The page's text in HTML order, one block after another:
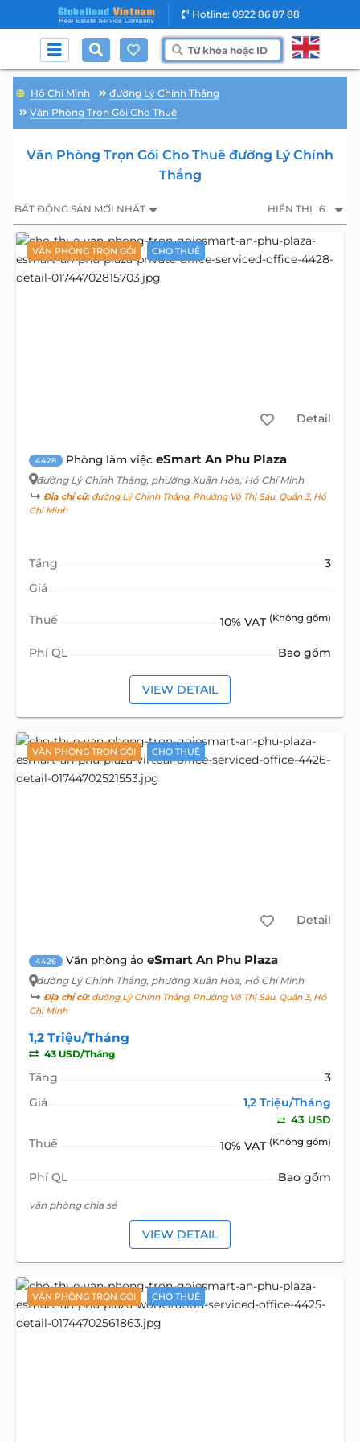
Hotline: 0922 86 87 88
Hồ Chí Minh
đường Lý Chính Thắng
Văn Phòng Trọn Gói Cho Thuê
Văn Phòng Trọn Gói Cho Thuê đường Lý Chính
Thắng
BẤT ĐỘNG SẢN MỚI NHẤT HIỂN THỊ 6
VĂN PHÒNG TRỌN GÓI CHO THUÊ
Detail
4428 Phòng làm việc eSmart An Phu Plaza
đường Lý Chính Thắng, phường Xuân Hòa, Hồ Chí Minh
Địa chỉ cũ:đường Lý Chính Thắng, Phường Võ Thị Sáu, Quận 3, Hồ
Chí Minh
Tầng
3
Giá
Thuế 10% VAT (Không gồm)
Phí QL Bao gồm
VIEW DETAIL
VĂN PHÒNG TRỌN GÓI CHO THUÊ
Detail
4426 Văn phòng ảo eSmart An Phu Plaza
đường Lý Chính Thắng, phường Xuân Hòa, Hồ Chí Minh
Địa chỉ cũ:đường Lý Chính Thắng, Phường Võ Thị Sáu, Quận 3, Hồ
Chí Minh
1,2 Triệu/Tháng
43 USD/Tháng
Tầng
3
Giá
1,2 Triệu/Tháng
43 USD
Thuế 10% VAT (Không gồm)
Phí QL Bao gồm
văn phòng chia sẻ
VIEW DETAIL
VĂN PHÒNG TRỌN GÓI CHO THUÊ